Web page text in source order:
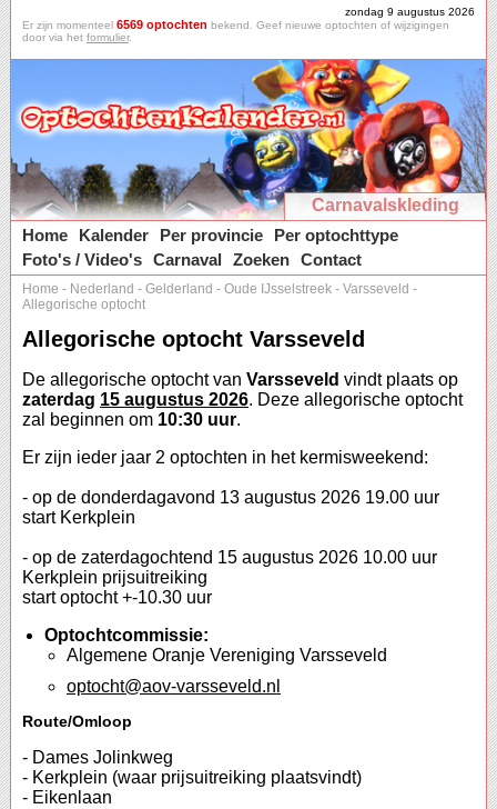
zondag 9 augustus 2026
Er zijn momenteel 6569 optochten bekend. Geef nieuwe optochten of wijzigingen
door via het formulier.
Carnavalskleding
Home
Kalender Per provincie
Per optochttype
Foto's / Video's Carnaval Zoeken Contact
Home - Nederland - Gelderland - Oude IJsselstreek - Varsseveld -
Allegorische optocht
Allegorische optocht Varsseveld
De allegorische optocht van Varsseveld vindt plaats op
zaterdag 15 augustus 2026. Deze allegorische optocht
zal beginnen om 10:30 uur.
Er zijn ieder jaar 2 optochten in het kermisweekend:
- op de donderdagavond 13 augustus 2026 19.00 uur
start Kerkplein
- op de zaterdagochtend 15 augustus 2026 10.00 uur
Kerkplein prijsuitreiking
start optocht +-10.30 uur
Optochtcommissie:
Algemene Oranje Vereniging Varsseveld
optocht@aov-varsseveld.nl
Route/Omloop
- Dames Jolinkweg
- Kerkplein (waar prijsuitreiking plaatsvindt)
- Eikenlaan